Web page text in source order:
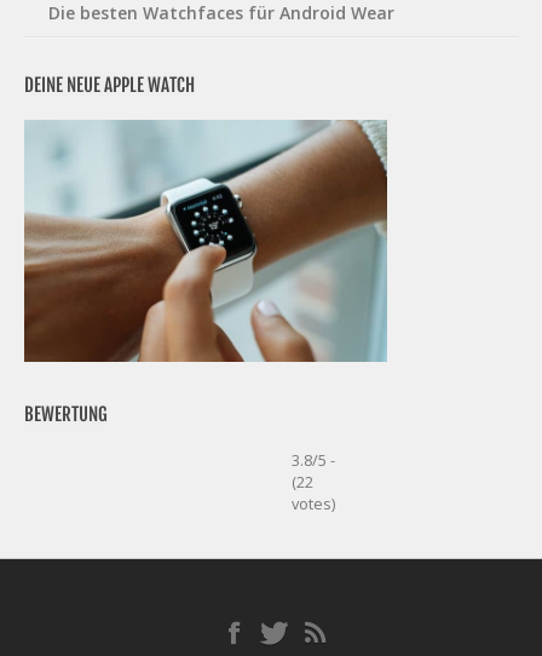
Die besten Watchfaces für Android Wear
DEINE NEUE APPLE WATCH
BEWERTUNG
3.8/5 -
(22
votes)